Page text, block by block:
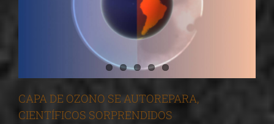
CAPA DE OZONO SE AUTOREPARA,
CIENTÍFICOS SORPRENDIDOS